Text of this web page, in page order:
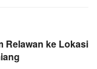
Relawan ke Lokasi